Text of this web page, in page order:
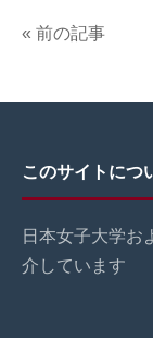
« 前の記事
このサイトにつ
日本女子大学お
介しています